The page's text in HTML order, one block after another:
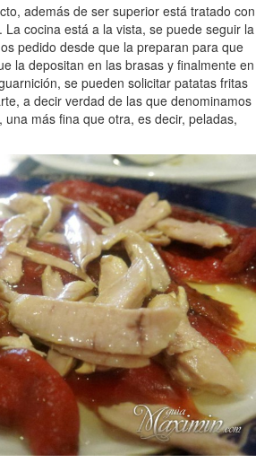
además de ser superior está tratado con
La cocina está a la vista, se puede seguir la
pedido desde que la preparan para que
la depositan en las brasas y finalmente en
se pueden solicitar patatas fritas
a decir verdad de las que denominamos
más fina que otra, es decir, peladas,